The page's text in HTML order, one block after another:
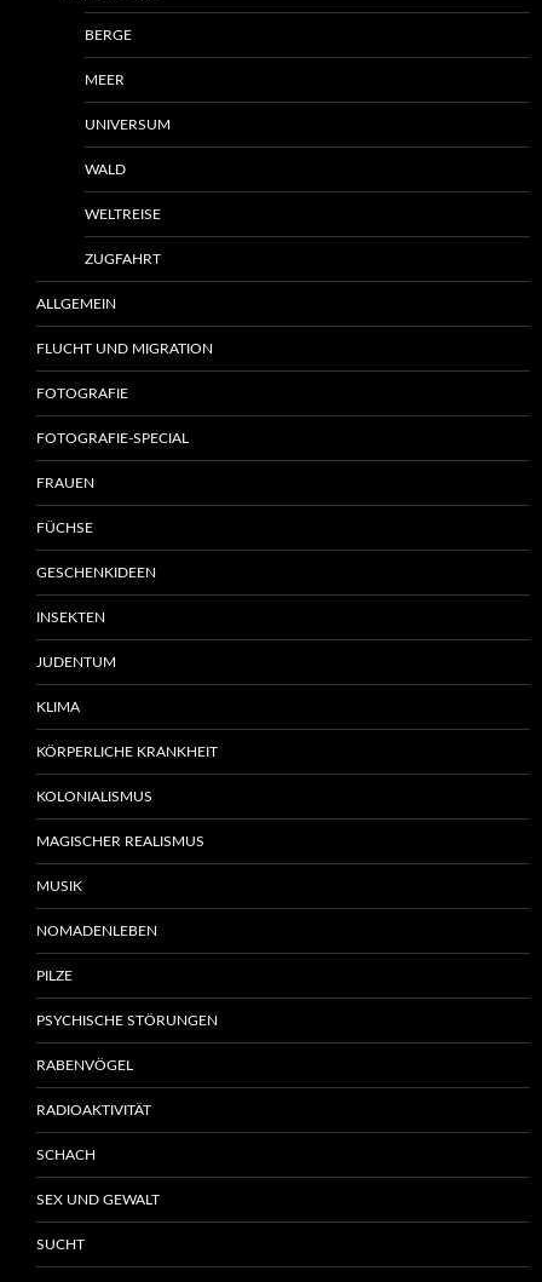
BERGE
MEER
UNIVERSUM
WALD
WELTREISE
ZUGFAHRT
ALLGEMEIN
FLUCHT UND MIGRATION
FOTOGRAFIE
FOTOGRAFIE-SPECIAL
FRAUEN
FÜCHSE
GESCHENKIDEEN
INSEKTEN
JUDENTUM
KLIMA
KÖRPERLICHE KRANKHEIT
KOLONIALISMUS
MAGISCHER REALISMUS
MUSIK
NOMADENLEBEN
PILZE
PSYCHISCHE STÖRUNGEN
RABENVÖGEL
RADIOAKTIVITÄT
SCHACH
SEX UND GEWALT
SUCHT